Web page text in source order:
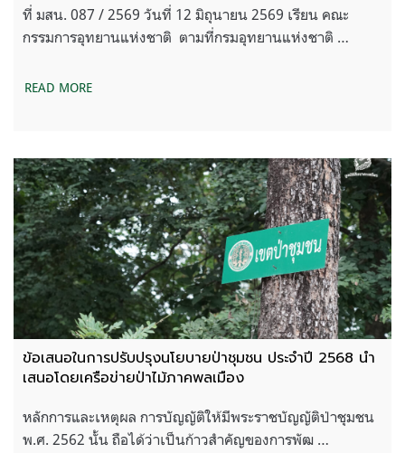
ที่ มสน. 087 / 2569 วันที่ 12 มิถุนายน 2569 เรียน คณะ
กรรมการอุทยานแห่งชาติ ตามที่กรมอุทยานแห่งชาติ …
READ MORE
ข้อเสนอในการปรับปรุงนโยบายป่าชุมชน ประจำปี 2568 นำ
เสนอโดยเครือข่ายป่าไม้ภาคพลเมือง
หลักการและเหตุผล การบัญญัติให้มีพระราชบัญญัติป่าชุมชน
พ.ศ. 2562 นั้น ถือได้ว่าเป็นก้าวสำคัญของการพัฒ …